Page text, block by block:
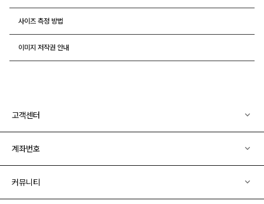
사이즈 측정 방법
이미지 저작권 안내
고객센터
계좌번호
커뮤니티